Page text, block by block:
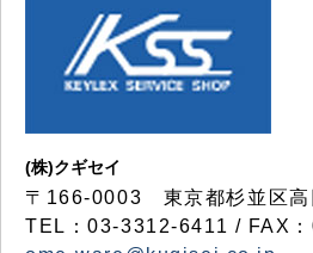
(株)クギセイ
〒166-0003 東京都杉並区高
TEL：03-3312-6411 / FAX